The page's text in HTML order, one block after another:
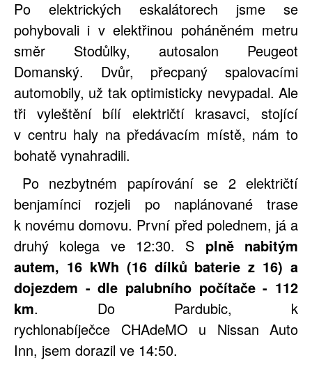
Po elektrických eskalátorech jsme se
pohybovali i v elektřinou poháněném metru
směr Stodůlky, autosalon Peugeot
Domanský. Dvůr, přecpaný spalovacími
automobily, už tak optimisticky nevypadal. Ale
tři vyleštění bílí električtí krasavci, stojící
v centru haly na předávacím místě, nám to
bohatě vynahradili.
Po nezbytném papírování se 2 električtí
benjamínci rozjeli po naplánované trase
k novému domovu. První před polednem, já a
druhý kolega ve 12:30. S plně nabitým
autem, 16 kWh (16 dílků baterie z 16) a
dojezdem - dle palubního počítače - 112
km. Do Pardubic, k
rychlonabíječce CHAdeMO u Nissan Auto
Inn, jsem dorazil ve 14:50.